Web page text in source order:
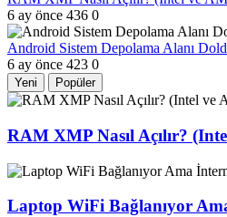
6 ay önce 436 0
Android Sistem Depolama Alanı
6 ay önce 423 0
Yeni Popüler
RAM XMP Nasıl Açılır?
Laptop WiFi Bağlanıyor